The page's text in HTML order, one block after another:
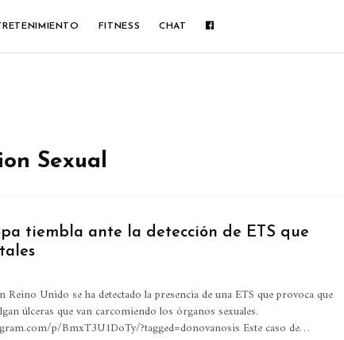
FITNESS CHAT
Sexual
tiembla ante la detección de ETS que
Reino Unido se ha detectado la presencia de una ETS que provoca que
úlceras que van carcomiendo los órganos sexuales.
p/BmxT3U1DoTy/?tagged=donovanosis Este caso de…